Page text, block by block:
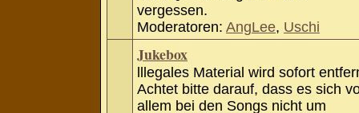
vergessen.
Moderatoren: AngLee, Uschi
Jukebox
lllegales Material wird sofort
Achtet bitte darauf, dass es sich
allem bei den Songs nicht um